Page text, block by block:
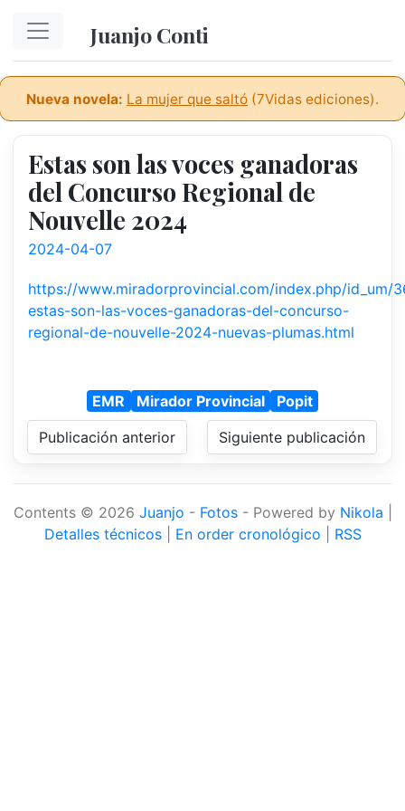
Juanjo Conti
Nueva novela: La mujer que saltó (7Vidas ediciones).
Estas son las voces ganadoras
del Concurso Regional de
Nouvelle 2024
2024-04-07
https://www.miradorprovincial.com/index.php/id_um/
estas-son-las-voces-ganadoras-del-concurso-
regional-de-nouvelle-2024-nuevas-plumas.html
EMR Mirador Provincial
Popit
Publicación anterior
Siguiente publicación
Contents © 2026 Juanjo - Fotos- Powered by Nikola
Detalles técnicos| En order cronológico RSS